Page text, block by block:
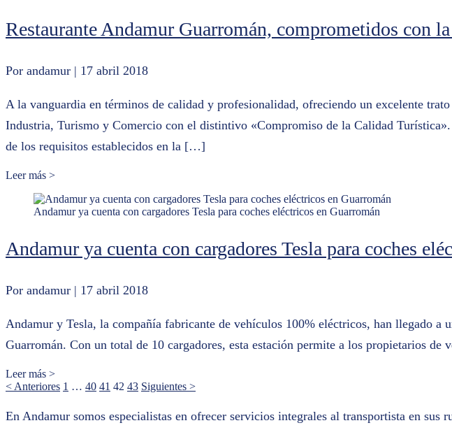
Restaurante Andamur Guarromán, comprometidos con
Por andamur | 17 abril 2018
A la vanguardia en términos de calidad y profesionalidad, ofreciendo un excelente
Industria, Turismo y Comercio con el distintivo «Compromiso de la Calidad
de los requisitos establecidos en la […]
Leer más >
Andamur ya cuenta con cargadores Tesla para coches eléctricos en Guarromán
Andamur ya cuenta con cargadores Tesla para coches
Por andamur | 17 abril 2018
Andamur y Tesla, la compañía fabricante de vehículos 100% eléctricos, han llegado
Guarromán. Con un total de 10 cargadores, esta estación permite a los propietarios
Leer más >
< Anteriores 1 … 40 41 42 43 Siguientes >
En Andamur somos especialistas en ofrecer servicios integrales al transportista en